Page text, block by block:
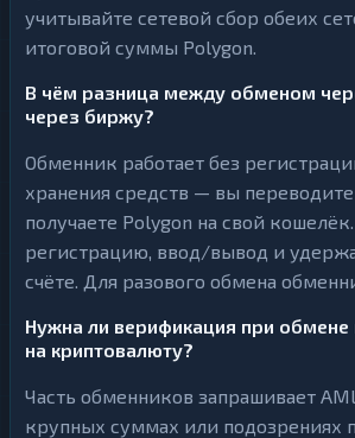
учитывайте сетевой сбор обеих
итоговой суммы Polygon.
В чём разница между обменом
через биржу?
Обменник работает без
хранения средств — вы
получаете Polygon на свой
регистрацию, ввод/вывод и
счёте. Для разового обмена
Нужна ли верификация при
на криптовалюту?
Часть обменников запрашивает
крупных суммах или подозрениях